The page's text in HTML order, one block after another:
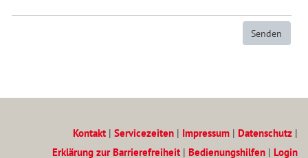
Kontakt | Servicezeiten | Impressum | Datenschutz |
Erklärung zur Barrierefreiheit | Bedienungshilfen | Login